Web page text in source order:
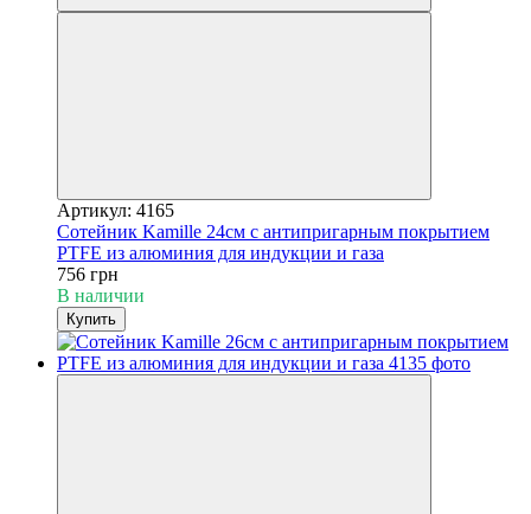
Артикул: 4165
Сотейник Kamille 24см с антипригарным покрытием
PTFE из алюминия для индукции и газа
756 грн
В наличии
Купить